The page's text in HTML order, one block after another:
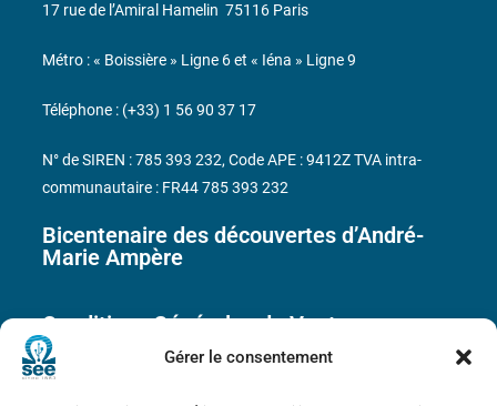
Gérer le consentement
Bicentenaire des découvertes d’André-
Marie Ampère
Conditions Générales de Vente
17 rue de l’Amiral Hamelin 75116 Paris
Métro : « Boissière » Ligne 6 et « Iéna » Ligne 9
Téléphone : (+33) 1 56 90 37 17
N° de SIREN : 785 393 232, Code APE : 9412Z TVA intra-
communautaire : FR44 785 393 232